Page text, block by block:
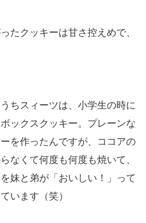
たクッキーは甘さ控えめで、
ちスィーツは、小学生の時に
ックスクッキー。プレーンな
を作ったんですが、ココアの
なくて何度も何度も焼いて、
妹と弟が「おいしい！」って
います（笑）